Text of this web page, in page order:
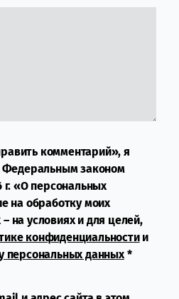
комментарий», я
Федеральным законом
«О персональных
на обработку моих
на условиях и для целей,
конфиденциальностии
персональных данных*